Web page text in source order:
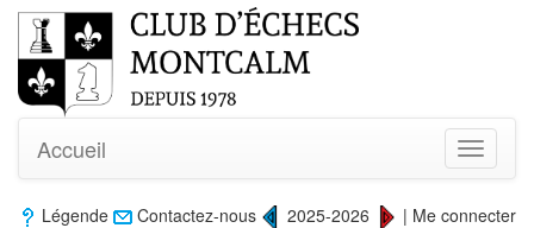
Toggle
Accueil
Légende Contactez-nous 2025-2026 | Me connecter